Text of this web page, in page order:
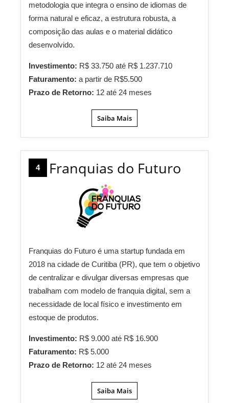
metodologia que integra o ensino de idiomas de
forma natural e eficaz, a estrutura robusta, a
composição das aulas e o material didático
desenvolvido.
Investimento: R$ 33.750 até R$ 1.237.710
Faturamento: a partir de R$5.500
Prazo de Retorno: 12 até 24 meses
Saiba Mais
4 Franquias do Futuro
Franquias do Futuro é uma startup fundada em
2018 na cidade de Curitiba (PR), que tem o objetivo
de centralizar e divulgar diversas empresas que
trabalham com modelo de franquia digital, sem a
necessidade de local físico e investimento em
estoque de produtos.
Investimento: R$ 9.000 até R$ 16.900
Faturamento: R$ 5.000
Prazo de Retorno: 12 até 24 meses
Saiba Mais